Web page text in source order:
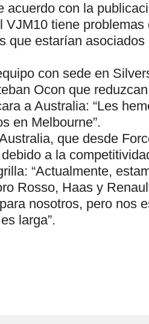
acuerdo con la
VJM10 tiene
que estarían
con sede en
Ocon que
a Australia: “Les
en Melbourne”.
que desde
a la
“Actualmente,
Rosso, Haas y
nosotros, pero nos
larga”.